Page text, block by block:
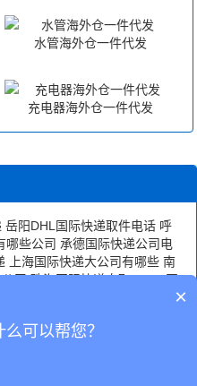
据库，如果发现你的包裹
行申报，这个需要填写相
，比如我们快递公司是专
海龙的国际快递基本上都
税恩么收及合理的避税技
些问题？邮政国际快递，
海外_国际邮寄包裹
水管海外仓一件代发
充电器海外仓一件代发
岳阳DHL国际快递取件电话 呼
哪些公司 承德国际快递公司电
上海国际快递大公司有哪些 南
司 珠海国际快递自取 fedex国
供应链有限公司
×
可以帮您？